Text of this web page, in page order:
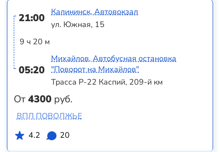
21:00
9 ч 20 м
05:20
От4300 руб.
Калининск, Автовокзал
ул. Южная, 15
Михайлов, Автобусная остановка
"Поворот на Михайлов"
Трасса Р-22 Каспий, 209-й км
ВПЛ ПОВОЛЖЬЕ
4.2
20